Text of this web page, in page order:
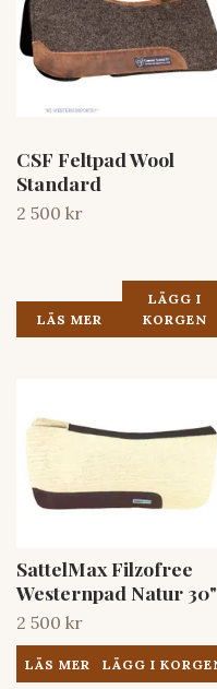
CSF Feltpad Wool
Standard
2 500 kr
LÄS MER
LÄGG I
KORGEN
SattelMax Filzofree
Westernpad Natur 30"
2 500 kr
LÄS MER